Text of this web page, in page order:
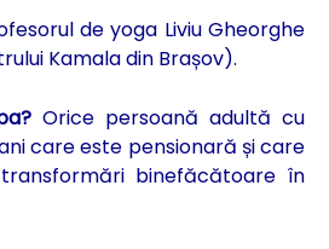
de yoga Liviu Gheorghe
Kamala din Brașov).
Orice persoană adultă cu
care este pensionară și care
binefăcătoare în